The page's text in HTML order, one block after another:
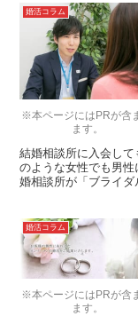
※本ページにはPRが含
ます。
婚活コラム
結婚相談所に入会し
のような女性でも男
婚相談所が「ブライ
※本ページにはPRが含
ます。
婚活コラム